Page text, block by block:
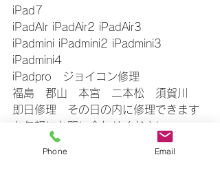
iPad7
iPadAIr iPadAir2 iPadAir3
iPadmini iPadmini2 iPadmini3
iPadmini4
iPadpro　ジョイコン修理
福島　郡山　本宮　二本松　須賀川
即日修理　その日の内に修理できます
お気軽にお問い合わせください
▼△▼△▼△▼△▼△▼△▼△▼△▼
Phone Email